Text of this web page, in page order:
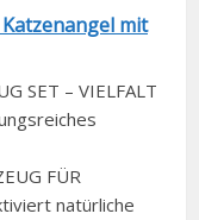
mit
SET – VIELFALT
FÜR
natürliche